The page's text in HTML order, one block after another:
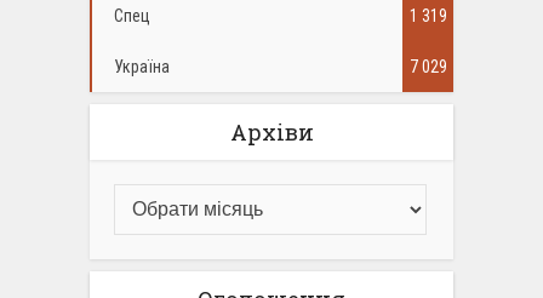
Спец 1 319
Україна 7 029
Архіви